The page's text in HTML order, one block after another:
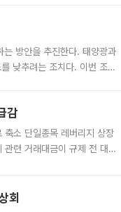
는 방안을 추진한다. 태양광과
낮추려는 조치다. 이번 조처
감
소 단일종목 레버리지 상장
련 거래대금이 규제 전 대비
회